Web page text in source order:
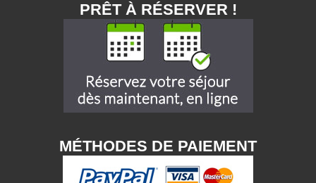
PRÊT À RÉSERVER !
MÉTHODES DE PAIEMENT